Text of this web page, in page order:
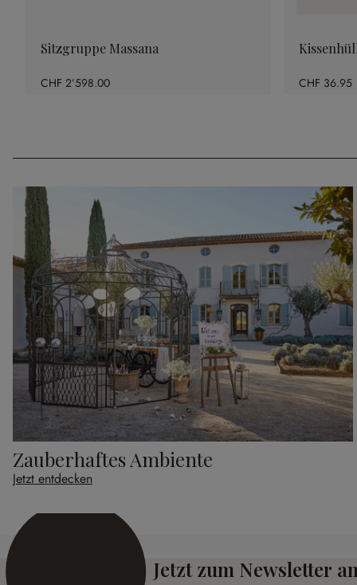
Sitzgruppe Massana
CHF 2’598.00 CHF 36.95
Zauberhaftes Ambiente
Jetzt entdecken
Jetzt zum Newsletter